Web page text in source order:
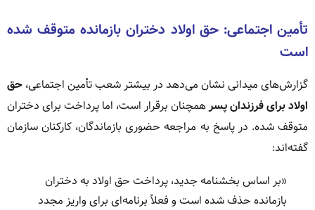
تأمین اجتماعی: حق اولاد دختران بازمانده متوقف شده
است
گزارش‌های میدانی نشان می‌دهد در بیشتر شعب تأمین اجتماعی، حق
اولاد برای فرزندان پسر همچنان برقرار است، اما پرداخت برای دختران
متوقف شده. در پاسخ به مراجعه حضوری بازماندگان، کارکنان سازمان
گفته‌اند:
«بر اساس بخشنامه جدید، پرداخت حق اولاد به دختران
بازمانده حذف شده است و فعلاً برنامه‌ای برای واریز مجدد